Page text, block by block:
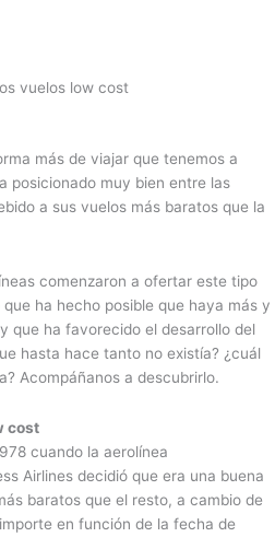
vuelos low cost
más de viajar que tenemos a
posicionado muy bien entre las
a sus vuelos más baratos que la
comenzaron a ofertar este tipo
ha hecho posible que haya más y
que ha favorecido el desarrollo del
hasta hace tanto no existía? ¿cuál
Acompáñanos a descubrirlo.
cost
cuando la aerolínea
Airlines decidió que era una buena
baratos que el resto, a cambio de
en función de la fecha de